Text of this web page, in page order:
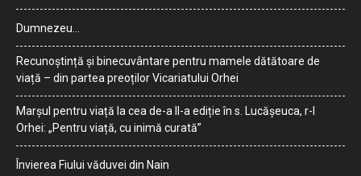
Dumnezeu…
Recunoștință și binecuvântare pentru mamele dătătoare de
viață – din partea preoților Vicariatului Orhei
Marșul pentru viață la cea de-a II-a ediție în s. Lucășeuca, r-l
Orhei: „Pentru viață, cu inimă curată”
Învierea Fiului văduvei din Nain